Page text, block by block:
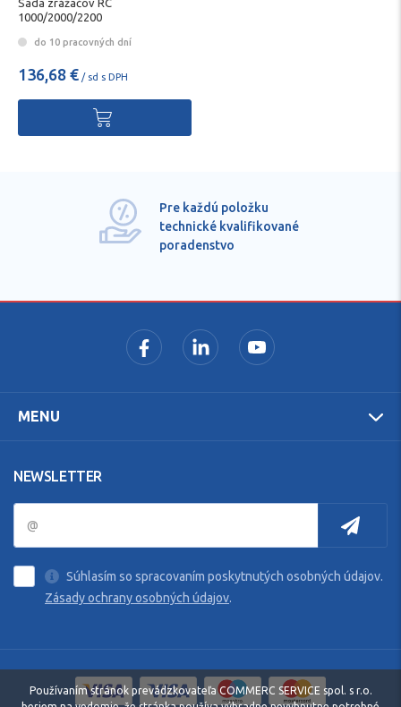
Sada zrážačov RC
1000/2000/2200
do 10 pracovných dní
136,68 € / sd s DPH
Pre každú položku
technické kvalifikované
poradenstvo
MENU
NEWSLETTER
Súhlasím so spracovaním poskytnutých osobných údajov.
Zásady ochrany osobných údajov.
Používaním stránok prevádzkovateľa COMMERC SERVICE spol. s r.o.